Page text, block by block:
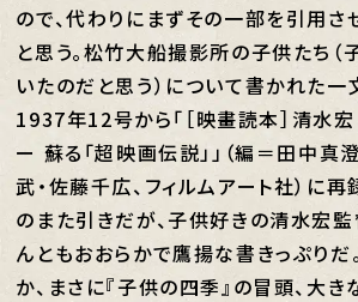
ので、代わりにまずその一部を引用さ
と思う。松竹大船撮影所の子供たち（
いたのだと思う）について書かれた一文
1937年12号から「［映畫読本］清水
ー 蘇る「超映画伝説」」（編＝田中真
武・佐藤千広、フィルムアート社）に
の また引きだが、子供好きの清水宏
んともおおらかで鷹揚な書きっぷりだ
か、まさに『子供の四季』の冒頭、大